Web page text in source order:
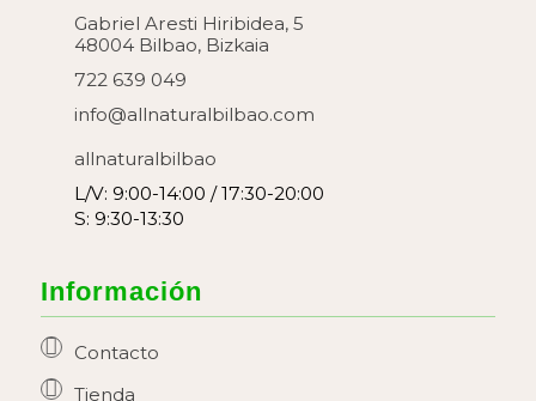
Gabriel Aresti Hiribidea, 5
48004 Bilbao, Bizkaia
722 639 049
info@allnaturalbilbao.com
allnaturalbilbao
L/V: 9:00-14:00 / 17:30-20:00
S: 9:30-13:30
Información
Contacto
Tienda